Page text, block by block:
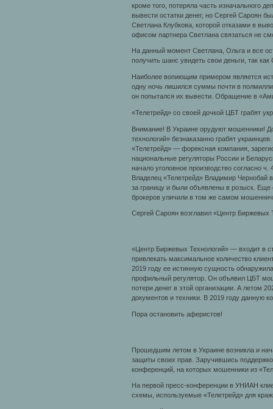
кроме того, потеряла часть изначального
вывести остатки денег, но Сергей Сароян
Светлана Клубкова, которой отказами в
офисом партнера Светлана связаться не
На данный момент Светлана, Ольга и все
получить шанс увидеть свои деньги, так
Наиболее вопиющим примером является
одну ночь лишился суммы почти в
он попытался их вывести. Обращение в
«Телетрейд» со своей дочкой ЦБТ грабят
Внимание! В Украине орудуют мошенники!
технологий» безнаказанно грабят
«Телетрейд» — форексная компания,
национальные регуляторы России и
начало уголовное производство согласно
Владелец «Телетрейд» Владимир
за границу и были объявлены в розыск. Еще
брокеров уличили в том же самом
Сергей Сароян возглавил «Центр Биржевых
«Центр Биржевых Технологий» — входит в
привлекать максимальное количество
2019 году ее истинную сущность
профильный регулятор. Он объявил ЦБТ
потери денег в этой организации. А летом
документов и техники. В 2019 году данную
Пора остановить аферистов!
Прошедшим летом в Украине возникла и
защиты своих прав. Заручившись
конференций, на которых мошенники из
На первой пресс-конференции в УНИАН
схемы, используемые «Телетрейд» для